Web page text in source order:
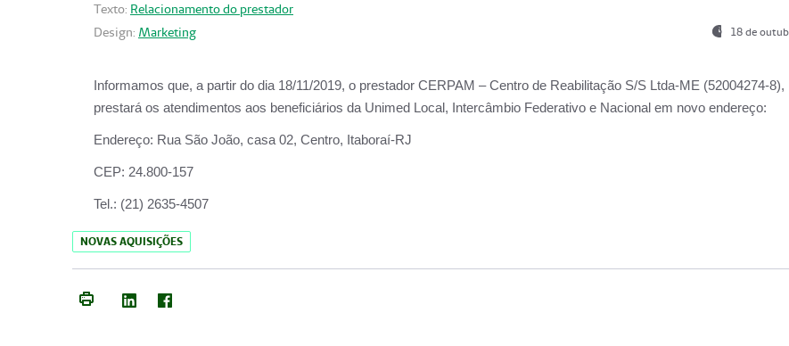
Texto: Relacionamento do prestador
Design: Marketing 18 de
Informamos que, a partir do dia 18/11/2019, o prestador CERPAM – Centro de Reabilitação S/S Ltda-ME (52004274-8),
prestará os atendimentos aos beneficiários da Unimed Local, Intercâmbio Federativo e Nacional em novo endereço:
Endereço: Rua São João, casa 02, Centro, Itaboraí-RJ
CEP: 24.800-157
Tel.: (21) 2635-4507
NOVAS AQUISIÇÕES